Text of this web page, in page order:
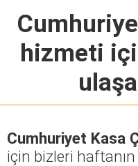
hizmeti
Cumhuriyet Kasa
için bizleri